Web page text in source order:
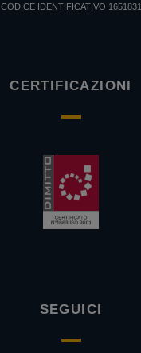
CODICE IDENTIFICATIVO 1651831
CERTIFICAZIONI
SEGUICI